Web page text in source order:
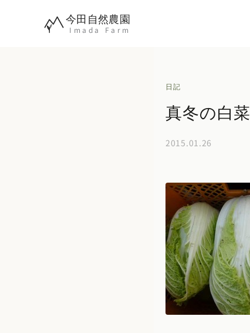
今田自然農園
Imada Farm
日記
真冬の白菜
2015.01.26